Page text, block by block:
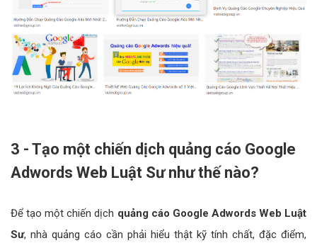
3 - Tạo một chiến dịch quảng cáo Google
Adwords Web Luật Sư như thế nào?
Để tạo một chiến dịch quảng cáo Google Adwords Web Luật
Sư, nhà quảng cáo cần phải hiểu thật kỹ tính chất, đặc điểm,